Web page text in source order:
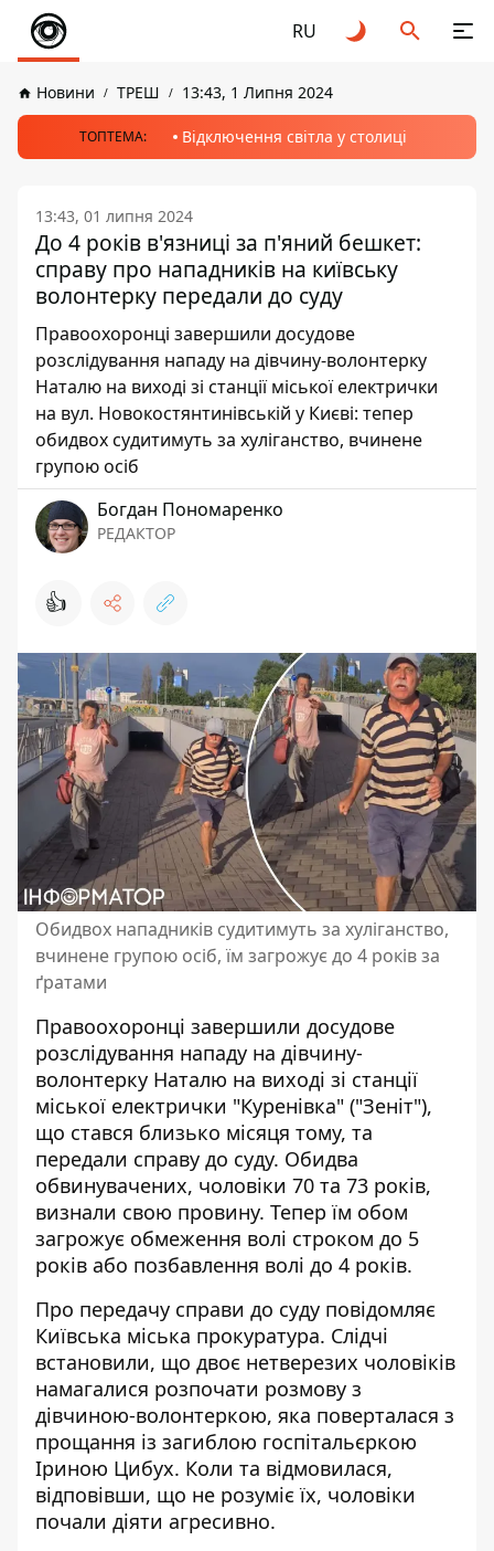
RU
Новини ТРЕШ 13:43, 1 Липня 2024
ТОПТЕМА: Відключення світла у столиці
13:43, 01 липня 2024
До 4 років в'язниці за п'яний бешкет:
справу про нападників на київську
волонтерку передали до суду
Правоохоронці завершили досудове
розслідування нападу на дівчину-волонтерку
Наталю на виході зі станції міської електрички
на вул. Новокостянтинівській у Києві: тепер
обидвох судитимуть за хуліганство, вчинене
групою осіб
Богдан Пономаренко
РЕДАКТОР
👍
Обидвох нападників судитимуть за хуліганство,
вчинене групою осіб, їм загрожує до 4 років за
ґратами
Правоохоронці завершили досудове
розслідування нападу на дівчину-
волонтерку Наталю на виході зі станції
міської електрички "Куренівка" ("Зеніт"),
що стався близько місяця тому, та
передали справу до суду. Обидва
обвинувачених, чоловіки 70 та 73 років,
визнали свою провину. Тепер їм обом
загрожує обмеження волі строком до 5
років або позбавлення волі до 4 років.
Про передачу справи до суду повідомляє
Київська міська прокуратура. Слідчі
встановили, що двоє нетверезих чоловіків
намагалися розпочати розмову з
дівчиною-волонтеркою, яка поверталася з
прощання із загиблою госпітальєркою
Іриною Цибух. Коли та відмовилася,
відповівши, що не розуміє їх, чоловіки
почали діяти агресивно.